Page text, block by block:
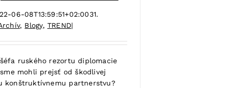
06-08T13:59:51+02:0031.
, Blogy, TREND|
ruského rezortu diplomacie
mohli prejsť od škodlivej
konštruktívnemu partnerstvu?